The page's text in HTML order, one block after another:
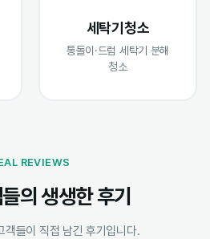
세탁기청소
통돌이·드럼 세탁기 분해
청소
REVIEWS
의 생생한 후기
객들이 직접 남긴 후기입니다.